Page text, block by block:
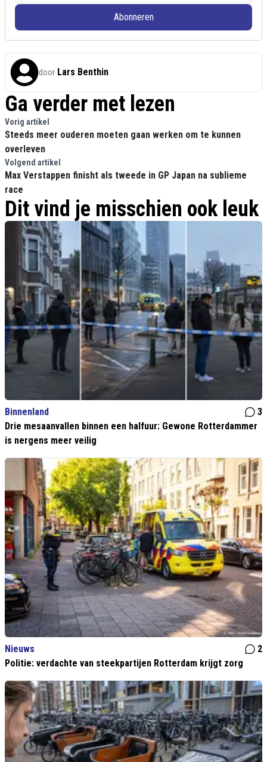
Abonneren
door Lars Benthin
Ga verder met lezen
Vorig artikel
Steeds meer ouderen moeten gaan werken om te kunnen
overleven
Volgend artikel
Max Verstappen finisht als tweede in GP Japan na sublieme
race
Dit vind je misschien ook leuk
Binnenland
3
Drie mesaanvallen binnen een halfuur: Gewone Rotterdammer
is nergens meer veilig
Nieuws
2
Politie: verdachte van steekpartijen Rotterdam krijgt zorg